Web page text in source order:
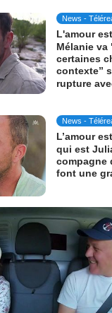
News -
L'amour
Mélanie va
certaines
contexte”
rupture
News -
L’amour
qui est
compagne
font une